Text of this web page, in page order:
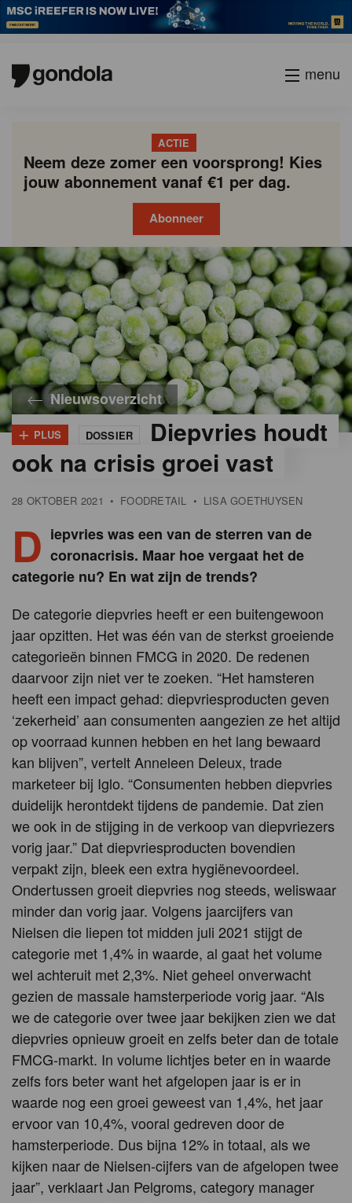
menu
ACTIE
Neem deze zomer een voorsprong! Kies
jouw abonnement vanaf €1 per dag.
Abonneer
Nieuwsoverzicht
+ PLUS DOSSIER
Diepvries houdt
ook na crisis groei vast
28 OKTOBER 2021 • FOODRETAIL • LISA GOETHUYSEN
D iepvries was een van de sterren van de
coronacrisis. Maar hoe vergaat het de
categorie nu? En wat zijn de trends?
De categorie diepvries heeft er een buitengewoon
jaar opzitten. Het was één van de sterkst groeiende
categorieën binnen FMCG in 2020. De redenen
daarvoor zijn niet ver te zoeken. “Het hamsteren
heeft een impact gehad: diepvriesproducten geven
‘zekerheid’ aan consumenten aangezien ze het altijd
op voorraad kunnen hebben en het lang bewaard
kan blijven”, vertelt Anneleen Deleux, trade
marketeer bij Iglo. “Consumenten hebben diepvries
duidelijk herontdekt tijdens de pandemie. Dat zien
we ook in de stijging in de verkoop van diepvriezers
vorig jaar.” Dat diepvriesproducten bovendien
verpakt zijn, bleek een extra hygiënevoordeel.
Ondertussen groeit diepvries nog steeds, weliswaar
minder dan vorig jaar. Volgens jaarcijfers van
Nielsen die liepen tot midden juli 2021 stijgt de
categorie met 1,4% in waarde, al gaat het volume
wel achteruit met 2,3%. Niet geheel onverwacht
gezien de massale hamsterperiode vorig jaar. “Als
we de categorie over twee jaar bekijken zien we dat
diepvries opnieuw groeit en zelfs beter dan de totale
FMCG-markt. In volume lichtjes beter en in waarde
zelfs fors beter want het afgelopen jaar is er in
waarde nog een groei geweest van 1,4%, het jaar
ervoor van 10,4%, vooral gedreven door de
hamsterperiode. Dus bijna 12% in totaal, als we
kijken naar de Nielsen-cijfers van de afgelopen twee
jaar”, verklaart Jan Pelgroms, category manager
Gondola
academy
Gondola
society